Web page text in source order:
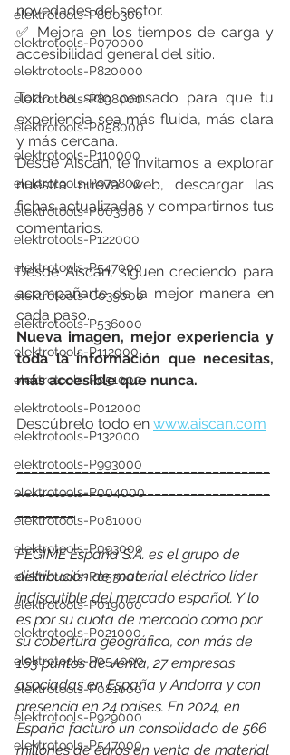
elektrotools-P800300
elektrotools-P070000
elektrotools-P820000
elektrotools-P898000
elektrotools-P058000
elektrotools-P110000
elektrotools-P979800
elektrotools-P003000
elektrotools-P122000
elektrotools-P547000
elektrotools-C039000
elektrotools-P536000
elektrotools-P112000
elektrotools-P051000
elektrotools-P012000
elektrotools-P132000
elektrotools-P993000
elektrotools-P004000
elektrotools-P081000
elektrotools-P093000
elektrotools-P053000
elektrotools-P019000
elektrotools-P021000
elektrotools-P054000
elektrotools-P081000
elektrotools-P929000
elektrotools-P547000
novedades del sector.
✅ Mejora en los tiempos de carga y
accesibilidad general del sitio.
Todo ha sido pensado para que tu
experiencia sea más fluida, más clara
y más cercana.
Desde Aiscan, te invitamos a explorar
nuestra nueva web, descargar las
fichas actualizadas y compartirnos tus
comentarios.
Desde Aiscan, siguen creciendo para
acompañarte de la mejor manera en
cada paso.
Nueva imagen, mejor experiencia y
toda la información que necesitas,
más accesible que nunca.
Descúbrelo todo en www.aiscan.com
___________________________________
___________________________________
FEGIME España S.A. es el grupo de
distribución de material eléctrico líder
indiscutible del mercado español. Y lo
es por su cuota de mercado como por
su cobertura geográfica, con más de
163 puntos de venta, 27 empresas
asociadas en España y Andorra y con
presencia en 24 países. En 2024, en
España facturó un consolidado de 566
millones de euros en venta de material